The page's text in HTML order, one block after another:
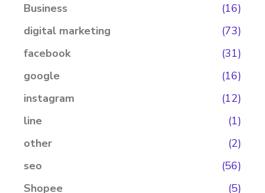
Business
(16)
digital marketing
(73)
facebook
(31)
google
(16)
instagram
(12)
line
(1)
other
(2)
seo
(56)
Shopee
(5)